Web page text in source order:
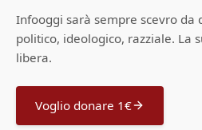
Infooggi sarà sempre scevro da
politico, ideologico, razziale. La
libera.
Voglio donare 1€